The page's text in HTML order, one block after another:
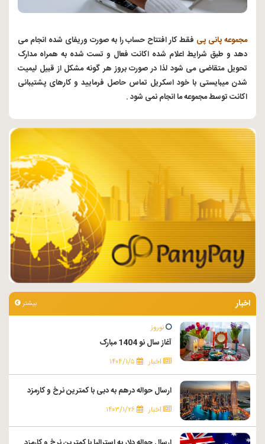
مجموعه پانی پی فقط کار افتتاح حساب را به صورت وریفای شده انجام می
دهد و طبق شرایط اعلام شده اکانت فعال و تست شده به همراه مدارک
تحویل متقاضی می شود لذا در صورت بروز هر گونه مشکل از قبیل لیمیت
شدن میبایستی با خود اسکریل تماس حاصل فرمایید و کارهای پشتیبانی
اکانت توسط مجموعه ما انجام نمی شود .
اخبار بیشتر
نوروز
آغاز سال نو 1404 مبارک
اخبار ۱۴۰۴/۱/۵
ارسال حواله درهم به دبی با کمترین نرخ و کارمزد
اخبار ۱۴۰۳/۱/۲۶